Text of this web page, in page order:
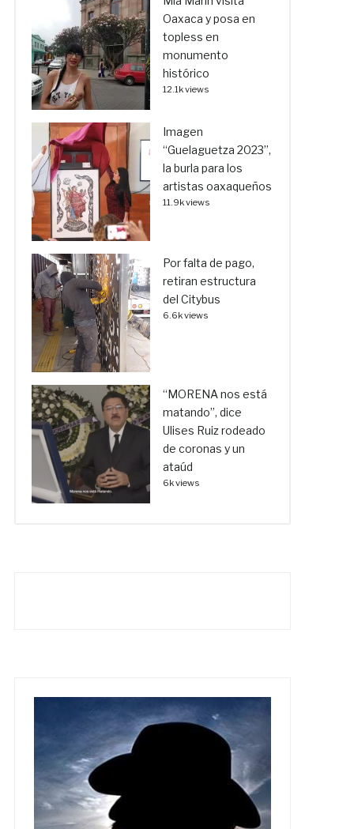
Oaxaca y posa en
topless en
monumento
histórico
12.1k views
Imagen
“Guelaguetza 2023”,
la burla para los
artistas oaxaqueños
11.9k views
Por falta de pago,
retiran estructura
del Citybus
6.6k views
“MORENA nos está
matando”, dice
Ulises Ruiz rodeado
de coronas y un
ataúd
6k views